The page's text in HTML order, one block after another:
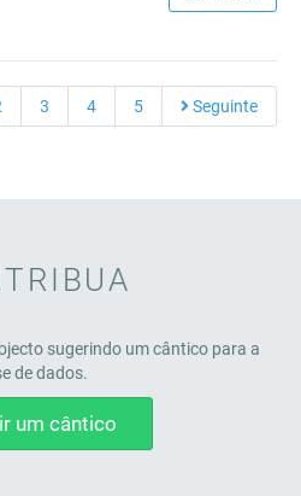
3 4 5 Seguinte
sugerindo um cântico para a
de dados.
um cântico